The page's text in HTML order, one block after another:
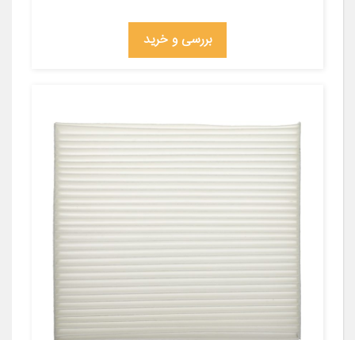
بررسی و خرید